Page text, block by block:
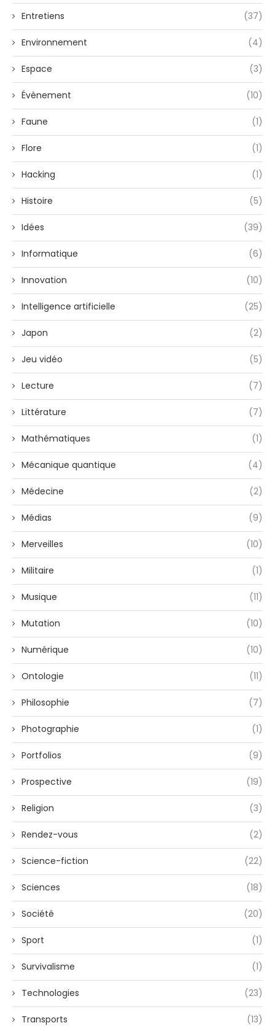
Entretiens (37)
Environnement (4)
Espace (3)
Évènement (10)
Faune (1)
Flore (1)
Hacking (1)
Histoire (5)
Idées (39)
Informatique (6)
Innovation (10)
Intelligence artificielle (25)
Japon (2)
Jeu vidéo (5)
Lecture (7)
Littérature (7)
Mathématiques (1)
Mécanique quantique (4)
Médecine (2)
Médias (9)
Merveilles (10)
Militaire (1)
Musique (11)
Mutation (10)
Numérique (10)
Ontologie (11)
Philosophie (7)
Photographie (1)
Portfolios (9)
Prospective (19)
Religion (3)
Rendez-vous (2)
Science-fiction (22)
Sciences (18)
Société (20)
Sport (1)
Survivalisme (1)
Technologies (23)
Transports (13)